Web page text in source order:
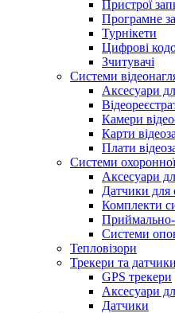
Пристрої
Програмне
Турнікети
Цифрові
Зчитувачі
Системи
Аксесуари
Камери
Карти
Плати
Системи охоронної
Аксесуари
Датчики для
Комплекти
Приймально-
Системи
Тепловізори
Трекери та датчики
GPS трекери
Аксесуари
Датчики